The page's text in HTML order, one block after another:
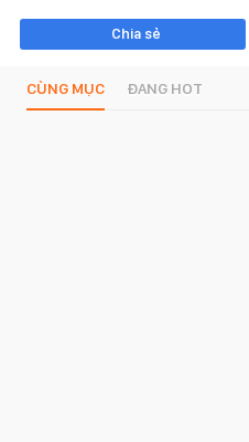
Chia sẻ
CÙNG MỤC ĐANG HOT